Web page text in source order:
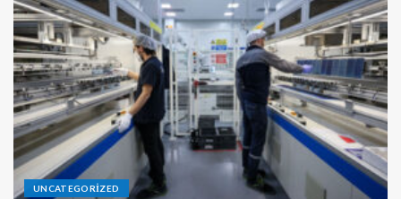
UNCATEGORIZED